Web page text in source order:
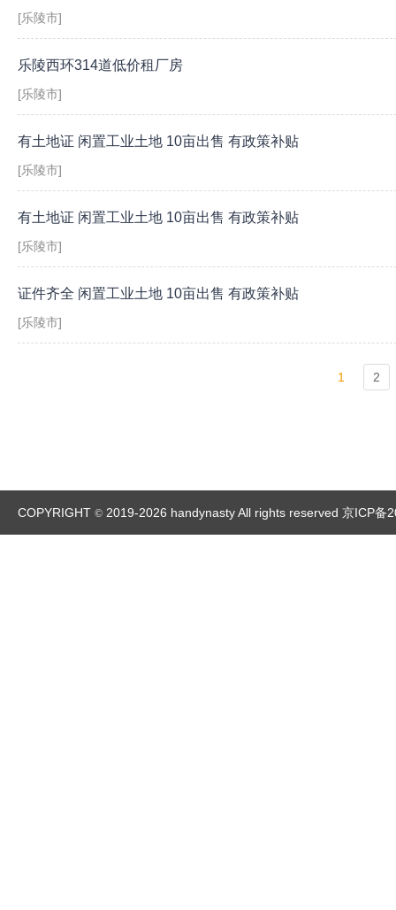
[乐陵市]
乐陵西环314道低价租厂房
[乐陵市]
有土地证 闲置工业土地 10亩出售 有政策补贴
[乐陵市]
有土地证 闲置工业土地 10亩出售 有政策补贴
[乐陵市]
证件齐全 闲置工业土地 10亩出售 有政策补贴
[乐陵市]
1 2
COPYRIGHT © 2019-2026 handynasty All rights reserved 京ICP备